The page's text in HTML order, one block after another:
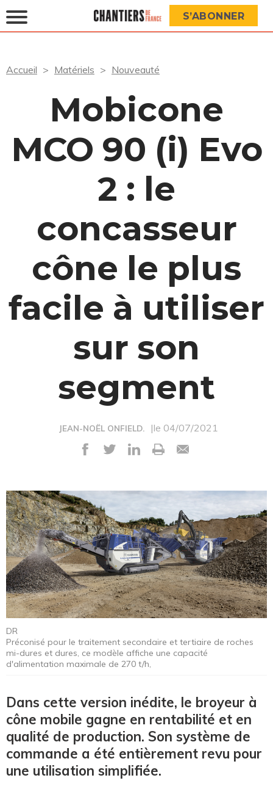
S’ABONNER
Accueil Matériels Nouveauté
Mobicone
MCO 90 (i) Evo
2 : le
concasseur
cône le plus
facile à utiliser
sur son
segment
JEAN-NOËL ONFIELD. |le 04/07/2021
DR
Préconisé pour le traitement secondaire et tertiaire de roches
mi-dures et dures, ce modèle affiche une capacité
d'alimentation maximale de 270 t/h,
Dans cette version inédite, le broyeur à
cône mobile gagne en rentabilité et en
qualité de production. Son système de
commande a été entièrement revu pour
une utilisation simplifiée.